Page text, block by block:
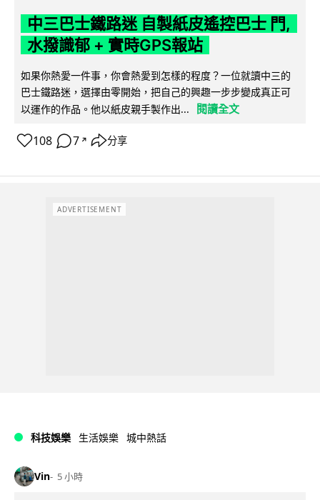
中三巴士鐵路迷 自製紙皮遙控巴士 門,
水撥識郁 + 實時GPS報站
如果你熱愛一件事，你會熱愛到怎樣的程度？一位就讀中三的
巴士鐵路迷，選擇由零開始，把自己的興趣一步步變成真正可
以運作的作品。他以紙皮親手製作出...
閱讀全文
108 7 ↗ 分享
ADVERTISEMENT
科技娛樂 生活娛樂 城中熱話
Vin 5 小時